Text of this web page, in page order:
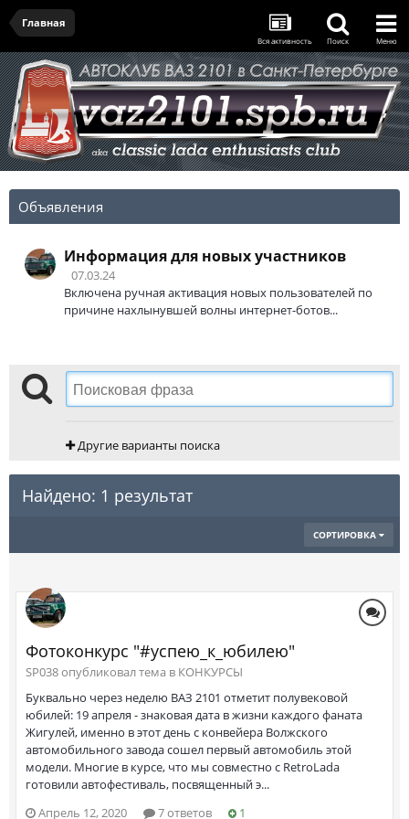
Главная
Вся активность Поиск Меню
Объявления
Информация для новых участников
07.03.24
Включена ручная активация новых пользователей по
причине нахлынувшей волны интернет-ботов...
Другие варианты поиска
Найдено: 1 результат
СОРТИРОВКА
Фотоконкурс "#успею_к_юбилею"
SP038 опубликовал тема в КОНКУРСЫ
Буквально через неделю ВАЗ 2101 отметит полувековой
юбилей: 19 апреля - знаковая дата в жизни каждого фаната
Жигулей, именно в этот день с конвейера Волжского
автомобильного завода сошел первый автомобиль этой
модели. Многие в курсе, что мы совместно с RetroLada
готовили автофестиваль, посвященный э...
Апрель 12, 2020
7 ответов 1